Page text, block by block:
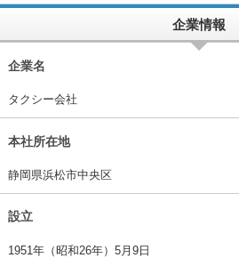
企業情報
企業名
タクシー会社
本社所在地
静岡県浜松市中央区
設立
1951年（昭和26年）5月9日